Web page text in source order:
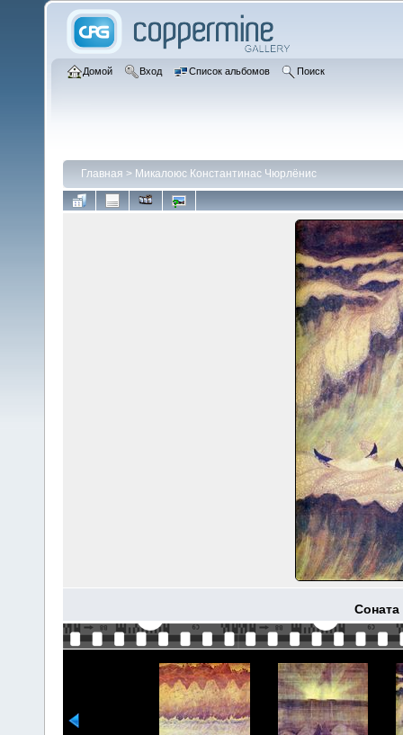
Домой Вход Список альбомов Поиск
Главная > Микалоюс Константинас Чюрлёнис
Соната